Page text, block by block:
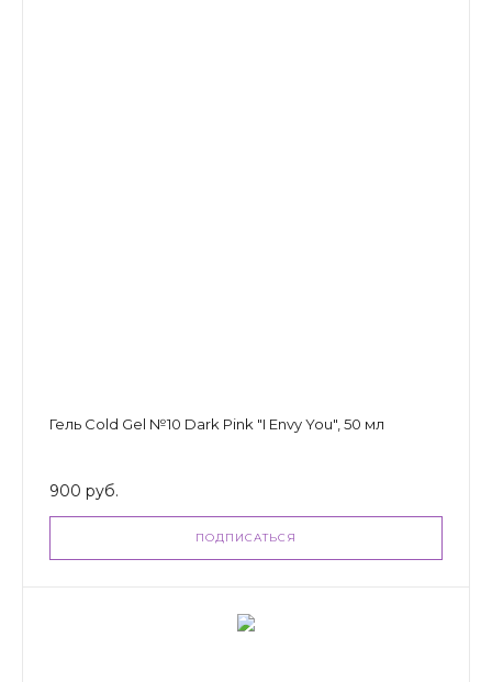
Гель Cold Gel №10 Dark Pink "I Envy You", 50 мл
900 руб.
ПОДПИСАТЬСЯ